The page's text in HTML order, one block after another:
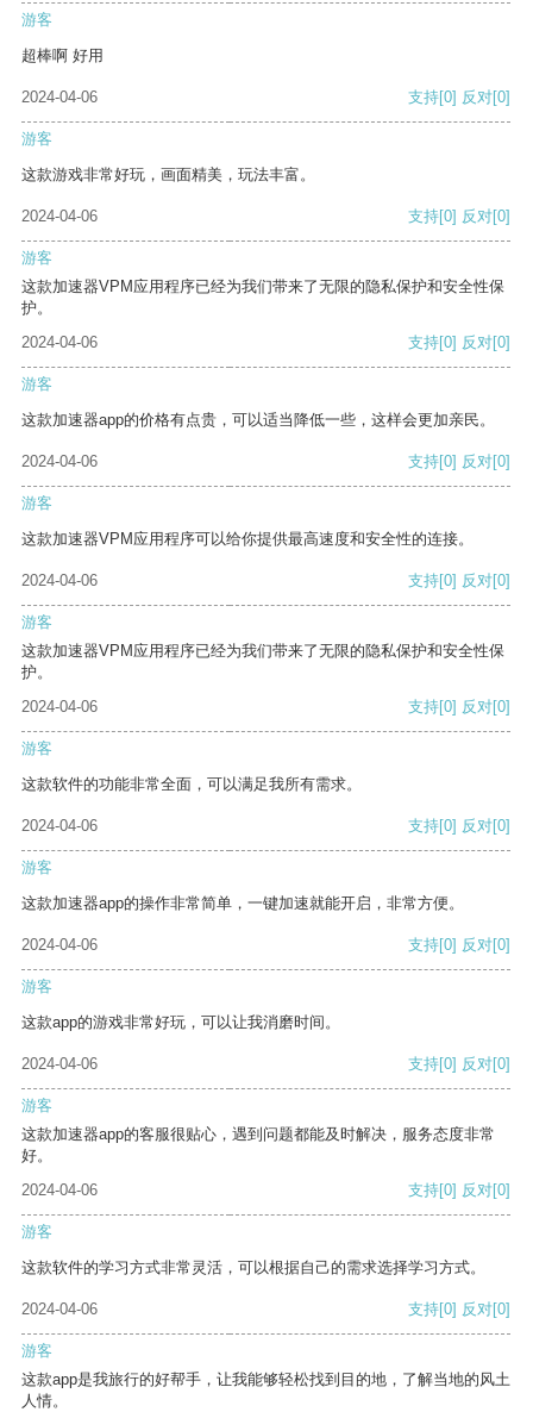
游客
超棒啊 好用
2024-04-06 支持[0] 反对[0]
游客
这款游戏非常好玩，画面精美，玩法丰富。
2024-04-06 支持[0] 反对[0]
游客
这款加速器VPM应用程序已经为我们带来了无限的隐私保护和安全性保
护。
2024-04-06
支持[0] 反对[0]
游客
这款加速器app的价格有点贵，可以适当降低一些，这样会更加亲民。
2024-04-06 支持[0] 反对[0]
游客
这款加速器VPM应用程序可以给你提供最高速度和安全性的连接。
2024-04-06 支持[0] 反对[0]
游客
这款加速器VPM应用程序已经为我们带来了无限的隐私保护和安全性保
护。
2024-04-06
支持[0] 反对[0]
游客
这款软件的功能非常全面，可以满足我所有需求。
2024-04-06 支持[0] 反对[0]
游客
这款加速器app的操作非常简单，一键加速就能开启，非常方便。
2024-04-06 支持[0] 反对[0]
游客
这款app的游戏非常好玩，可以让我消磨时间。
2024-04-06 支持[0] 反对[0]
游客
这款加速器app的客服很贴心，遇到问题都能及时解决，服务态度非常
好。
2024-04-06
支持[0] 反对[0]
游客
这款软件的学习方式非常灵活，可以根据自己的需求选择学习方式。
2024-04-06 支持[0] 反对[0]
游客
这款app是我旅行的好帮手，让我能够轻松找到目的地，了解当地的风土
人情。